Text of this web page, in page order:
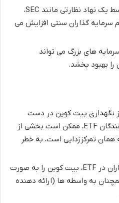
تصویب توسط یک نهاد نظارتی مانند SEC،
سرمایه گذاران سنتی افزایش می
های بزرگ می تواند
را بهبود بخشد.
نگهداری بیت کوین در دست
تعداد محدودی از ارائه دهندگان ETF، ممکن است بخشی از
تمرکززدایی است، به خطر
سرمایه گذاران در ETF، بیت کوین را به صورت
به واسطه ها (ارائه دهنده